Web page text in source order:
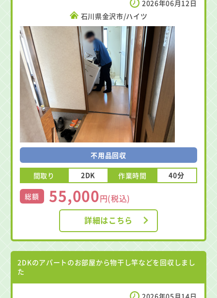
2026年06月12日
石川県金沢市/ハイツ
不用品回収
間取り 2DK 作業時間 40分
総額 55,000円(税込)
詳細はこちら
2DKのアパートのお部屋から物干し竿などを回収しまし
た
2026年05月14日